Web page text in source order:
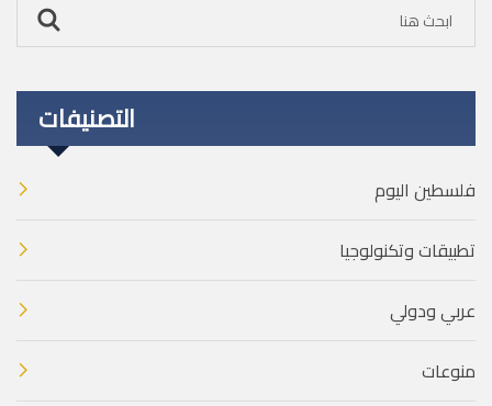
التصنيفات
فلسطين اليوم
تطبيقات وتكنولوجيا
عربي ودولي
منوعات